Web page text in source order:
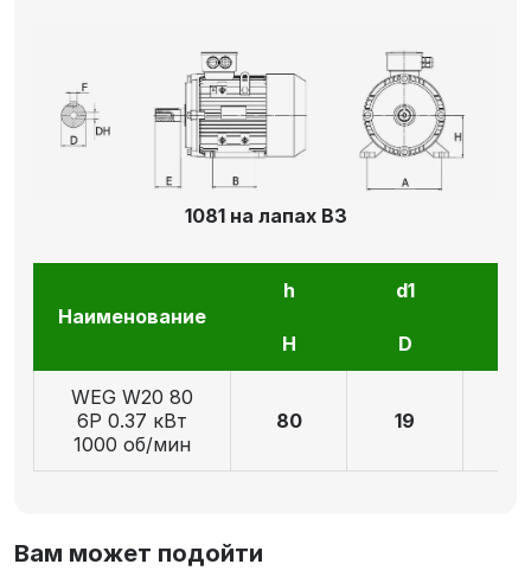
1081 на лапах В3
Наименование
h d1
H D
WEG W20 80
6P 0.37 кВт
1000 об/мин
80 19
Вам может подойти